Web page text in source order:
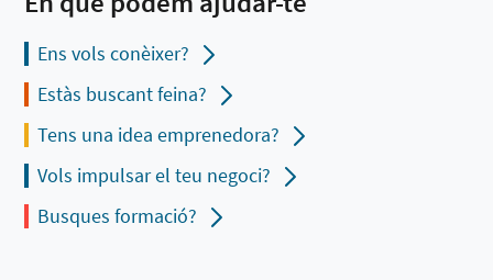
Ens vols conèixer?
Estàs buscant feina?
Tens una idea emprenedora?
Vols impulsar el teu negoci?
Busques formació?